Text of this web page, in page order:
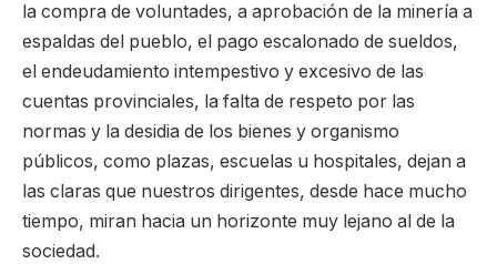
la compra de voluntades, a aprobación de la minería a
espaldas del pueblo, el pago escalonado de sueldos,
el endeudamiento intempestivo y excesivo de las
cuentas provinciales, la falta de respeto por las
normas y la desidia de los bienes y organismo
públicos, como plazas, escuelas u hospitales, dejan a
las claras que nuestros dirigentes, desde hace mucho
tiempo, miran hacia un horizonte muy lejano al de la
sociedad.